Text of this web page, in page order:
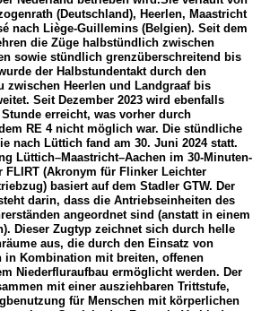
(Deutschland), Heerlen, Maastricht
nach Liège-Guillemins (Belgien). Seit dem
die Züge halbstündlich zwischen
sowie stündlich grenzüberschreitend bis
der Halbstundentakt durch den
zwischen Heerlen und Landgraaf bis
Seit Dezember 2023 wird ebenfalls
erreicht, was vorher durch
RE 4 nicht möglich war. Die stündliche
nach Lüttich fand am 30. Juni 2024 statt.
Lüttich–Maastricht–Aachen im 30-Minuten-
FLIRT (Akronym für Flinker Leichter
basiert auf dem Stadler GTW. Der
darin, dass die Antriebseinheiten des
angeordnet sind (anstatt in einem
Dieser Zugtyp zeichnet sich durch helle
aus, die durch den Einsatz von
in Kombination mit breiten, offenen
Niederfluraufbau ermöglicht werden. Der
mit einer ausziehbaren Trittstufe,
für Menschen mit körperlichen